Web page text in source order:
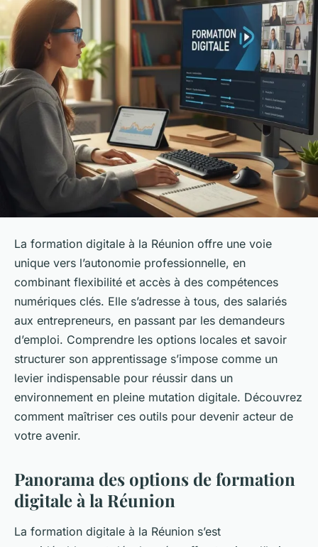
La formation digitale à la Réunion offre une voie
unique vers l’autonomie professionnelle, en
combinant flexibilité et accès à des compétences
numériques clés. Elle s’adresse à tous, des salariés
aux entrepreneurs, en passant par les demandeurs
d’emploi. Comprendre les options locales et savoir
structurer son apprentissage s’impose comme un
levier indispensable pour réussir dans un
environnement en pleine mutation digitale. Découvrez
comment maîtriser ces outils pour devenir acteur de
votre avenir.
Panorama des options de formation
digitale à la Réunion
La formation digitale à la Réunion s’est